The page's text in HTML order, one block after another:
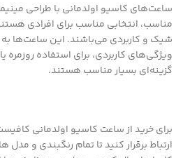
ساعت‌های کاسیو اولدمانی با طراحی
مناسب، انتخابی مناسب برای افرادی
شیک و کاربردی می‌باشند. این ساعت‌ها
ویژگی‌های کاربردی، برای استفاده
گزینه‌ای بسیار مناسب هستند.
برای خرید از ساعت کاسیو اولدمانی
ارتباط برقرار کنید تا تمام رنگبندی و مدل